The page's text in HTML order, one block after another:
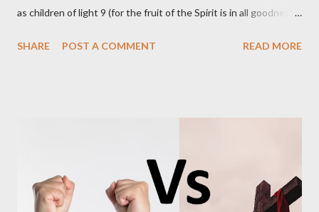
as children of light 9 (for the fruit of the Spirit is in all goodness,
the Lord. Ephesians 5:17 17 Therefore do not be unwise, but
walking or on our own vehicle or on public transport? And many
more like these… In every moment of our lives, we need to live
SHARE POST A COMMENT READ MORE